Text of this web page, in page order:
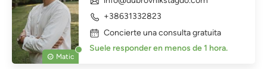
Matic
+38631332823
Concierte una consulta gratuita
Suele responder en menos de 1 hora.